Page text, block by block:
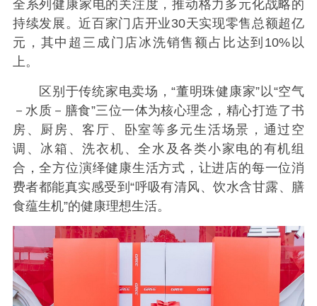
全系列健康家电的关注度，推动格力多元化战略的
持续发展。近百家门店开业30天实现零售总额超亿
元，其中超三成门店冰洗销售额占比达到10%以
上。
区别于传统家电卖场，“董明珠健康家”以“空气
－水质－膳食”三位一体为核心理念，精心打造了书
房、厨房、客厅、卧室等多元生活场景，通过空
调、冰箱、洗衣机、全水及各类小家电的有机组
合，全方位演绎健康生活方式，让进店的每一位消
费者都能真实感受到“呼吸有清风、饮水含甘露、膳
食蕴生机”的健康理想生活。